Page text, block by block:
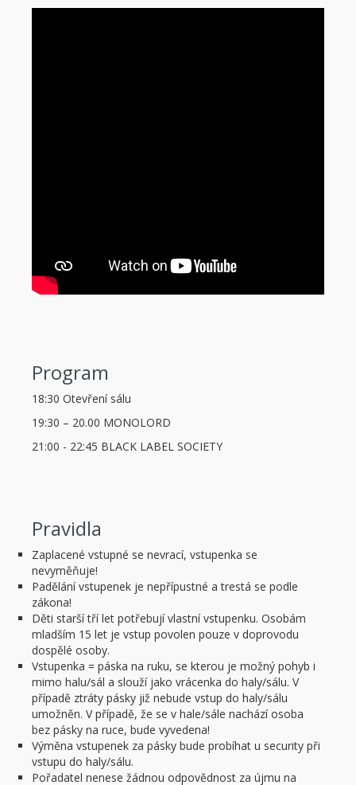
Program
18:30 Otevření sálu
19:30 – 20.00 MONOLORD
21:00 - 22:45 BLACK LABEL SOCIETY
Pravidla
Zaplacené vstupné se nevrací, vstupenka se
nevyměňuje!
Padělání vstupenek je nepřípustné a trestá se podle
zákona!
Děti starší tří let potřebují vlastní vstupenku. Osobám
mladším 15 let je vstup povolen pouze v doprovodu
dospělé osoby.
Vstupenka = páska na ruku, se kterou je možný pohyb i
mimo halu/sál a slouží jako vrácenka do haly/sálu. V
případě ztráty pásky již nebude vstup do haly/sálu
umožněn. V případě, že se v hale/sále nachází osoba
bez pásky na ruce, bude vyvedena!
Výměna vstupenek za pásky bude probíhat u security při
vstupu do haly/sálu.
Pořadatel nenese žádnou odpovědnost za újmu na